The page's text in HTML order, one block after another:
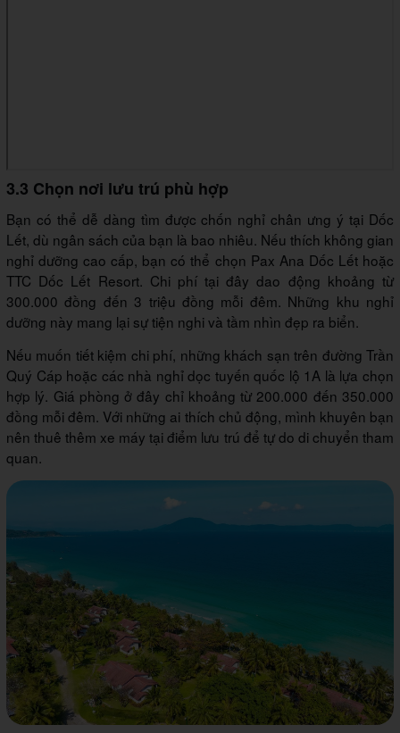
3.3 Chọn nơi lưu trú phù hợp
Bạn có thể dễ dàng tìm được chốn nghỉ chân ưng ý tại Dốc
Lết, dù ngân sách của bạn là bao nhiêu. Nếu thích không gian
nghỉ dưỡng cao cấp, bạn có thể chọn Pax Ana Dốc Lết hoặc
TTC Dốc Lết Resort. Chi phí tại đây dao động khoảng từ
300.000 đồng đến 3 triệu đồng mỗi đêm. Những khu nghỉ
dưỡng này mang lại sự tiện nghi và tầm nhìn đẹp ra biển.
Nếu muốn tiết kiệm chi phí, những khách sạn trên đường Trần
Quý Cáp hoặc các nhà nghỉ dọc tuyến quốc lộ 1A là lựa chọn
hợp lý. Giá phòng ở đây chỉ khoảng từ 200.000 đến 350.000
đồng mỗi đêm. Với những ai thích chủ động, mình khuyên bạn
nên thuê thêm xe máy tại điểm lưu trú để tự do di chuyển tham
quan.